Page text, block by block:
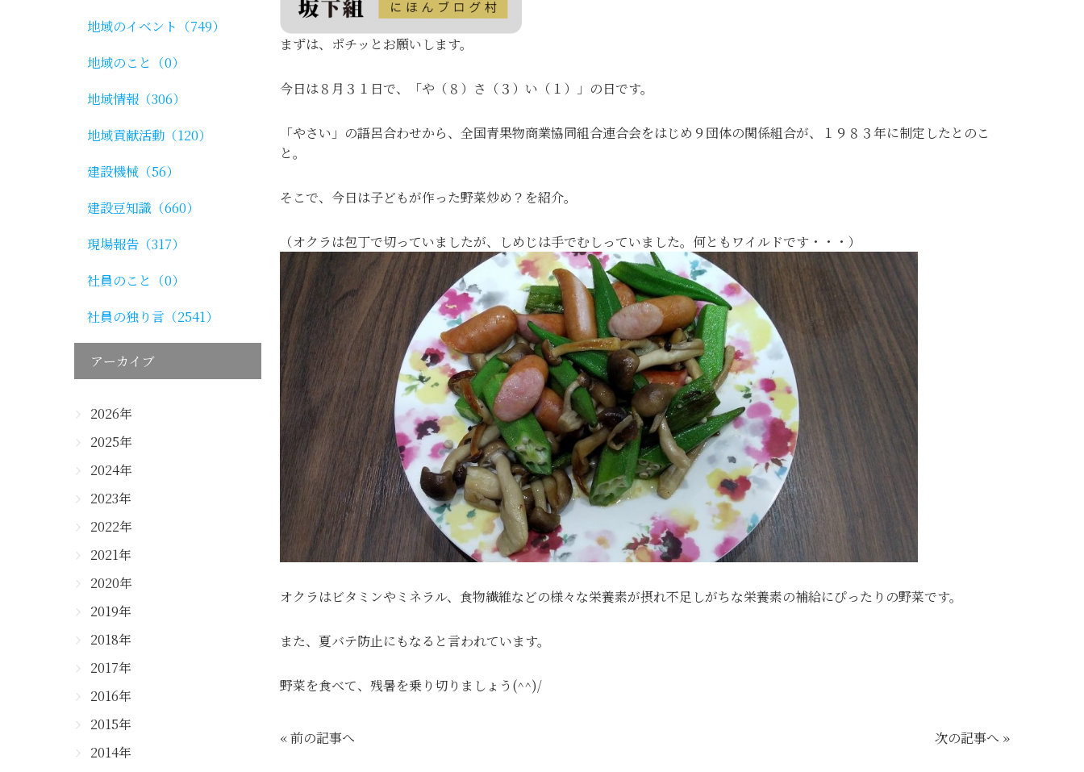
まずは、ポチッとお願いします。
今日は８月３１日で、「や（８）さ（３）い（１）」の日です。
「やさい」の語呂合わせから、全国青果物商業協同組合連合会をはじめ９団体の関係組合が、１９８３年に制定したとのこ
と。
そこで、今日は子どもが作った野菜炒め？を紹介。
（オクラは包丁で切っていましたが、しめじは手でむしっていました。何ともワイルドです・・・）
オクラはビタミンやミネラル、食物繊維などの様々な栄養素が摂れ不足しがちな栄養素の補給にぴったりの野菜です。
また、夏バテ防止にもなると言われています。
野菜を食べて、残暑を乗り切りましょう(^^)/
« 前の記事へ 次の記事へ »
地域のイベント（749）
地域のこと（0）
地域情報（306）
地域貢献活動（120）
建設機械（56）
建設豆知識（660）
現場報告（317）
社員のこと（0）
社員の独り言（2541）
アーカイブ
2026年
2025年
2024年
2023年
2022年
2021年
2020年
2019年
2018年
2017年
2016年
2015年
2014年